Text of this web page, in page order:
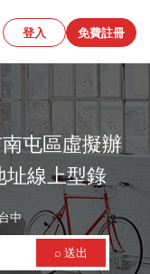
登入 免費註冊
屯區虛擬辦
址線上型錄
中
⌕ 送出